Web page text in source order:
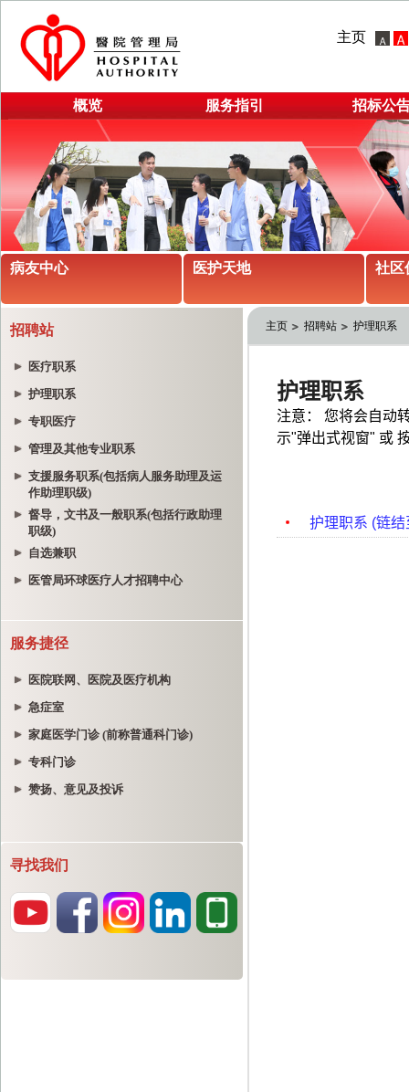
主页
概览 服务指引 招标公
病友中心 医护天地 社区
招聘站
医疗职系
护理职系
专职医疗
管理及其他专业职系
支援服务职系(包括病人服务助理及运
作助理职级)
督导，文书及一般职系(包括行政助理
职级)
自选兼职
医管局环球医疗人才招聘中心
服务捷径
医院联网、医院及医疗机构
急症室
家庭医学门诊 (前称普通科门诊)
专科门诊
赞扬、意见及投诉
寻找我们
主页 招聘站 护理职系